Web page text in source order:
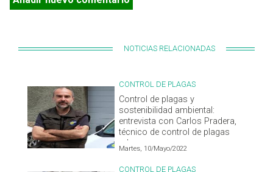
NOTICIAS RELACIONADAS
CONTROL DE PLAGAS
Control de plagas y
sostenibilidad ambiental:
entrevista con Carlos Pradera,
técnico de control de plagas
urbanas
Martes, 10/Mayo/2022
CONTROL DE PLAGAS